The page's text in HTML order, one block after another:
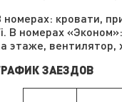
номерах: кровати,
В номерах
этаже,
ЗАЕЗДОВ